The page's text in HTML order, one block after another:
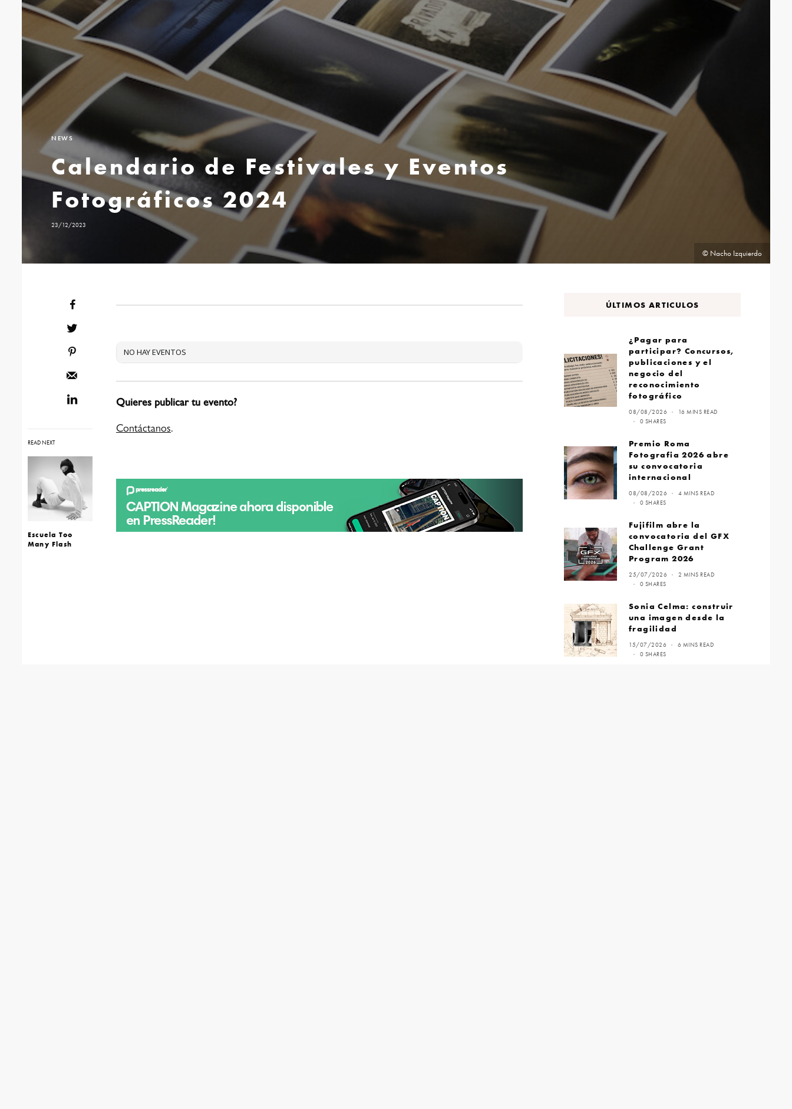
NEWS
Calendario de Festivales y Eventos
Fotográficos 2024
23/12/2023
© Nacho Izquierdo
READ NEXT
Escuela Too
Many Flash
NO HAY EVENTOS
Quieres publicar tu evento?
Contáctanos.
ÚLTIMOS ARTICULOS
¿Pagar para
participar? Concursos,
publicaciones y el
negocio del
reconocimiento
fotográfico
08/08/2026
16 MINS READ
0 SHARES
Premio Roma
Fotografia 2026 abre
su convocatoria
internacional
08/08/2026
4 MINS READ
0 SHARES
Fujifilm abre la
convocatoria del GFX
Challenge Grant
Program 2026
25/07/2026
2 MINS READ
0 SHARES
Sonia Celma: construir
una imagen desde la
fragilidad
15/07/2026
6 MINS READ
0 SHARES